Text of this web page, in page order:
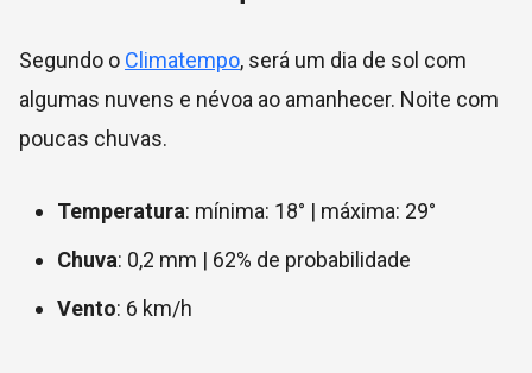
Segundo o Climatempo, será um dia de sol com
algumas nuvens e névoa ao amanhecer. Noite com
poucas chuvas.
Temperatura: mínima: 18° | máxima: 29°
Chuva: 0,2 mm | 62% de probabilidade
Vento: 6 km/h